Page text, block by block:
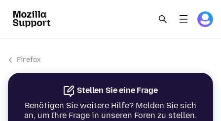
Firefox
Stellen Sie eine Frage
Benötigen Sie weitere Hilfe? Melden Sie sich
an, um Ihre Frage in unseren Foren zu stellen.